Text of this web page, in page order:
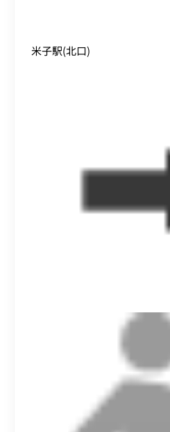
米子駅(北口)